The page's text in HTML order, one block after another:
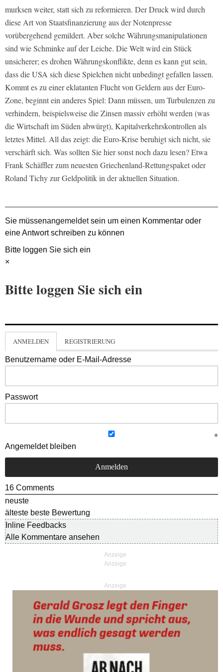
murksen weiter, statt sich zu reformieren. Der Druck wird durch
diese Art von Staatsfinanzierung aus der Notenpresse
vorübergehend gemildert. Aber solche Währungsmanipulationen
sind wie Schminke auf der Leiche. Die Welt wird ein Stück
unsicherer; es drohen Währungskonflikte, denn es kann gut sein,
dass die USA sich diese Spielchen nicht unbedingt gefallen lassen.
Kommt es zu einer eklatanten Flucht von Geldern aus der Euro-
Zone, beginnt ein anderes Spiel: Dann müssen, um Turbulenzen zu
verhindern, beispielsweise die Zinsen massiv erhöht werden (was
die Wirtschaft im Süden abwürgt), Kapitalverkehrskontrollen als
letztes Mittel. All das zeigt: die Euro-Krise beruhigt sich nicht, sie
verschärft sich. Was sollten Sie hier sonst noch dazu lesen? Etwa
Frank Schäffler zum neuesten Griechenland-Rettungspaket oder
Roland Tichy zur Geldpolitik in der aktuellen Situation.
Sie müssenangemeldetsein um einen Kommentar oder
eine Antwort schreiben zu können
Bitte loggen Sie sich ein
×
Bitte loggen Sie sich ein
ANMELDEN REGISTRIERUNG
Benutzername oder E-Mail-Adresse
Passwort
Angemeldet bleiben
16 Comments
neuste
älteste beste Bewertung
Inline Feedbacks
Alle Kommentare ansehen
Anzeige